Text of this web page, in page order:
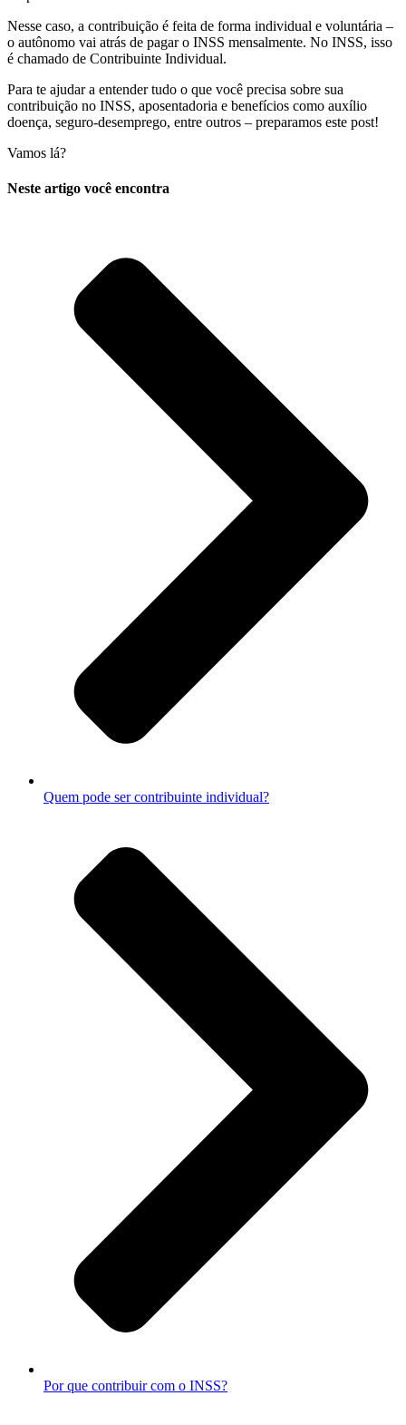
Nesse caso, a contribuição é feita de forma individual e voluntária –
o autônomo vai atrás de pagar o INSS mensalmente. No INSS, isso
é chamado de Contribuinte Individual.
Para te ajudar a entender tudo o que você precisa sobre sua
contribuição no INSS, aposentadoria e benefícios como auxílio
doença, seguro-desemprego, entre outros – preparamos este post!
Vamos lá?
Neste artigo você encontra
Quem pode ser contribuinte individual?
Por que contribuir com o INSS?